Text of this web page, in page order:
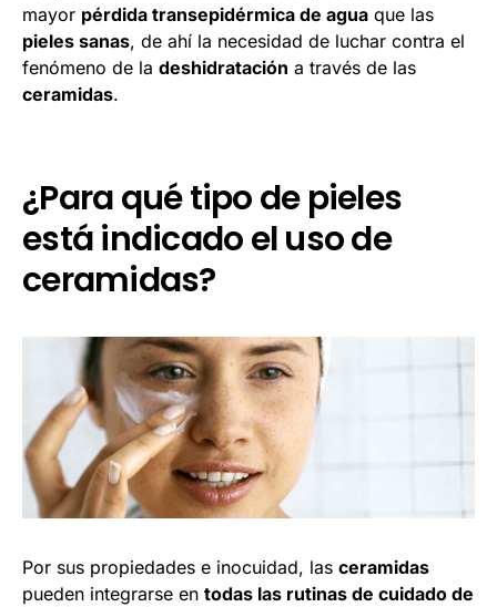
mayor pérdida transepidérmica de agua que las
pieles sanas, de ahí la necesidad de luchar contra el
fenómeno de la deshidratación a través de las
ceramidas.
¿Para qué tipo de pieles
está indicado el uso de
ceramidas?
Por sus propiedades e inocuidad, las ceramidas
pueden integrarse en todas las rutinas de cuidado de